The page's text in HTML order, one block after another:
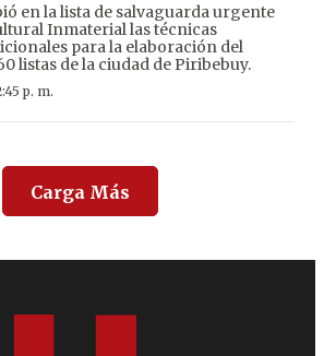
en la lista de salvaguarda urgente
Inmaterial las técnicas
para la elaboración del
listas de la ciudad de Piribebuy.
p. m.
Carga Más